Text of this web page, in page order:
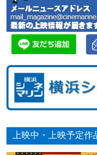
上映中・上映予定作